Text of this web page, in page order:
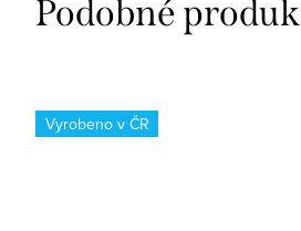
Vyrobeno v ČR